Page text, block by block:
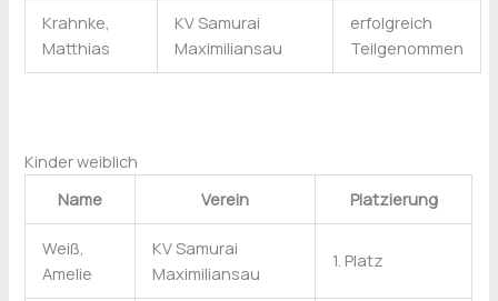
Krahnke,
Matthias
KV Samurai
Maximiliansau
erfolgreich
Teilgenommen
Kinder weiblich
Name
Verein Platzierung
Weiß,
Amelie
KV Samurai
Maximiliansau
1. Platz